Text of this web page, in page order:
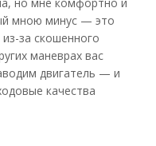
мною минус — это
за скошенного
маневрах вас
двигатель — и
качества